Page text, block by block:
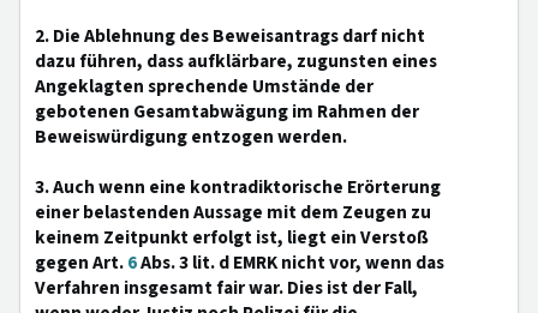
2. Die Ablehnung des Beweisantrags darf nicht
dazu führen, dass aufklärbare, zugunsten eines
Angeklagten sprechende Umstände der
gebotenen Gesamtabwägung im Rahmen der
Beweiswürdigung entzogen werden.
3. Auch wenn eine kontradiktorische Erörterung
einer belastenden Aussage mit dem Zeugen zu
keinem Zeitpunkt erfolgt ist, liegt ein Verstoß
gegen Art.6Abs. 3 lit. d EMRK nicht vor, wenn das
Verfahren insgesamt fair war. Dies ist der Fall,